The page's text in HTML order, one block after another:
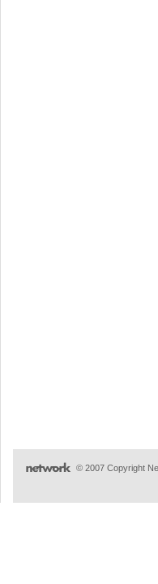
© 2007 Copyright